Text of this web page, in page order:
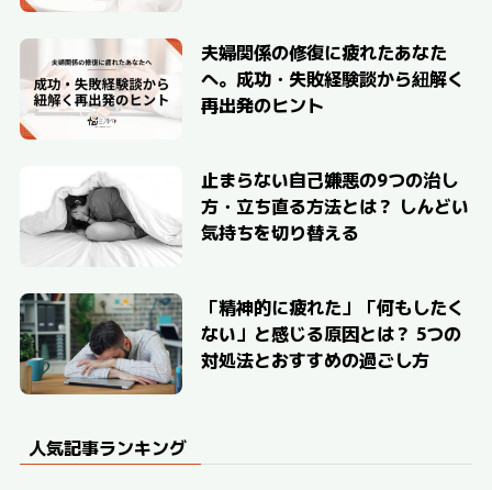
夫婦関係の修復に疲れたあなた
へ。成功・失敗経験談から紐解く
再出発のヒント
止まらない自己嫌悪の9つの治し
方・立ち直る方法とは？ しんどい
気持ちを切り替える
「精神的に疲れた」「何もしたく
ない」と感じる原因とは？ 5つの
対処法とおすすめの過ごし方
人気記事ランキング